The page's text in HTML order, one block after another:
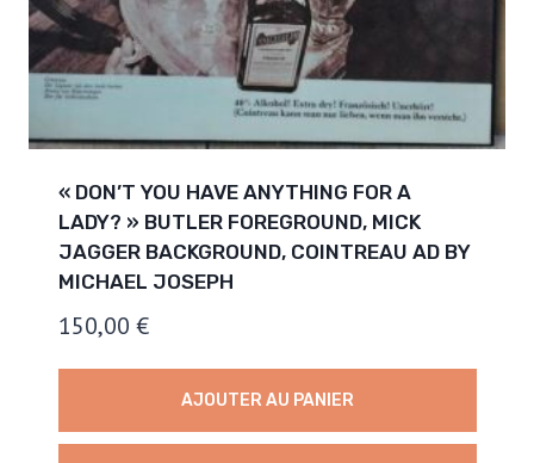
« DON’T YOU HAVE ANYTHING FOR A
LADY? » BUTLER FOREGROUND, MICK
JAGGER BACKGROUND, COINTREAU AD BY
MICHAEL JOSEPH
150,00 €
AJOUTER AU PANIER